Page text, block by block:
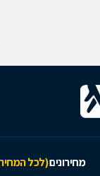
מחירונים(לכל